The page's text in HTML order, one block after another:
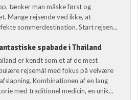
tænker man måske først og
Mange rejsende ved ikke, at
sommerdestination. Start rejsen...
spabade i Thailand
er kendt som et af de mest
rejsemål med fokus på velvære
Kombinationen af en lang
med traditionel medicin, en unik...